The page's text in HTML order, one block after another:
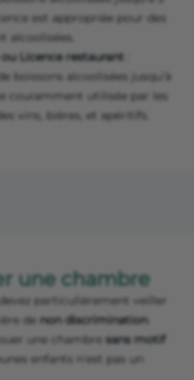
est appropriée pour des
alcoolisées.
Licence restaurant
boissons alcoolisées jusqu’à
couramment utilisée par les
vins, bières, et apéritifs.
une chambre
particulièrement veiller
de non discrimination.
une chambre sans motif
enfants n'est pas un